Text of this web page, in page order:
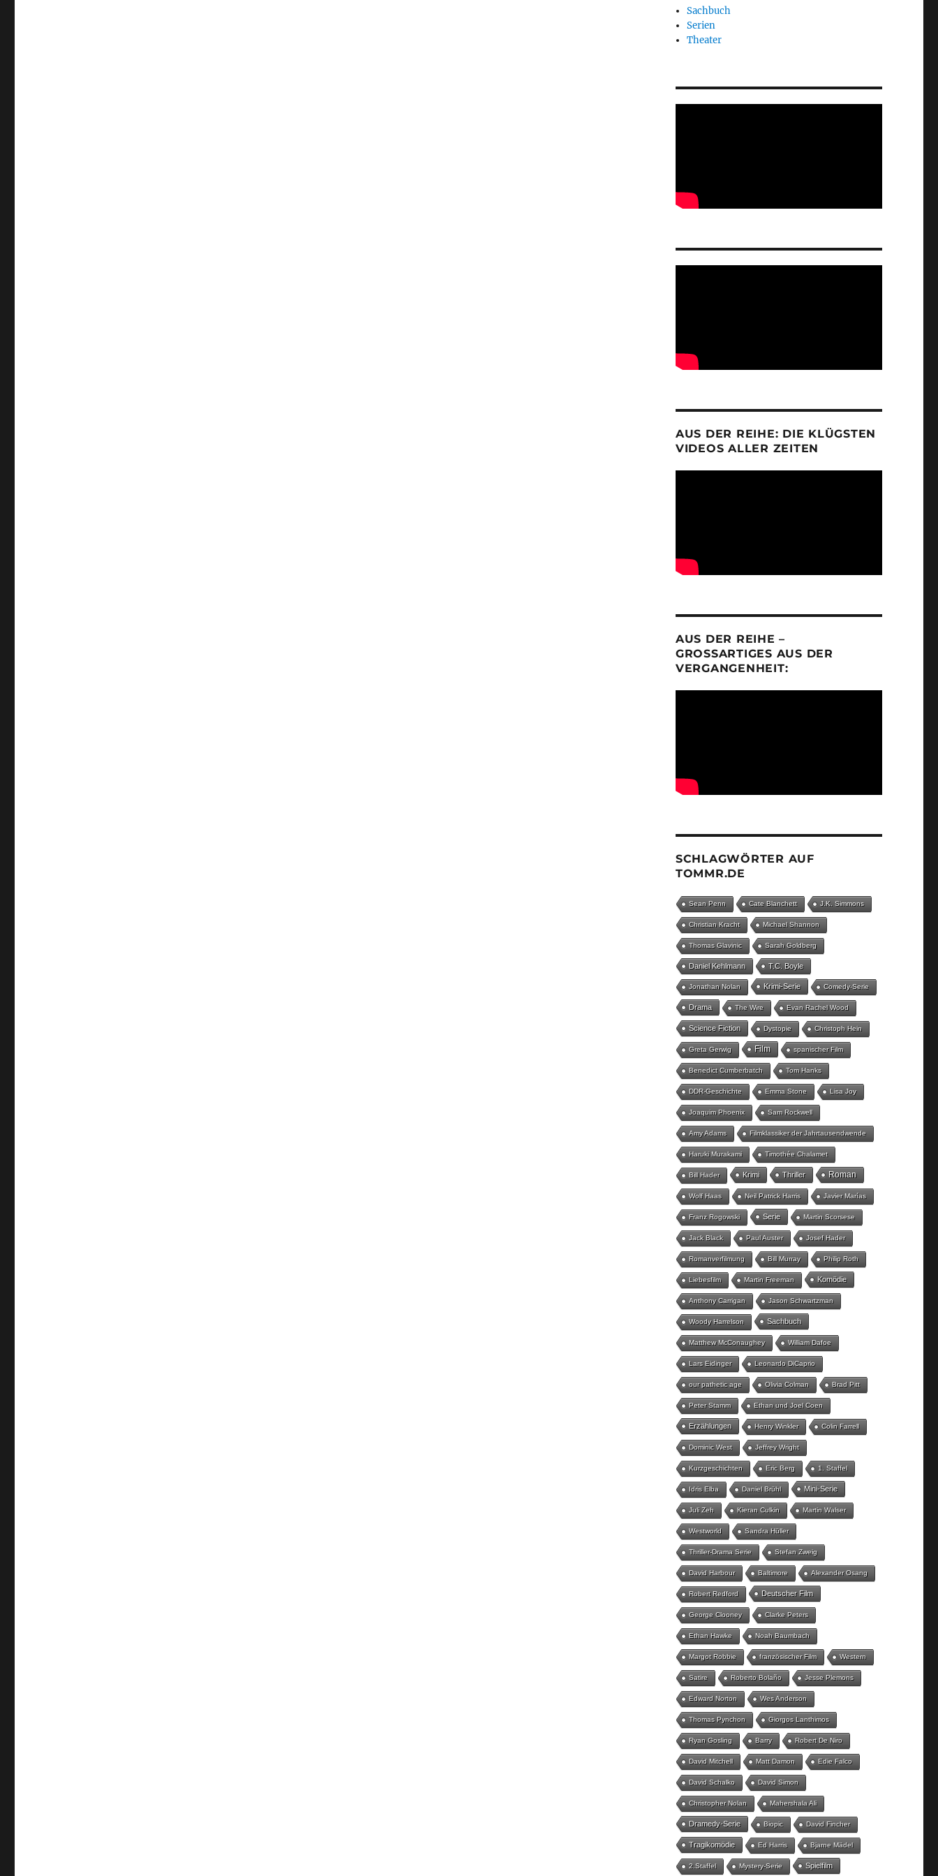
Sachbuch
Serien
Theater
AUS DER REIHE: DIE KLÜGSTEN
VIDEOS ALLER ZEITEN
AUS DER REIHE –
GROSSARTIGES AUS DER V
ERGANGENHEIT:
SCHLAGWÖRTER AUF
TOMMR.DE
Sean Penn Cate Blanchett J.K. Simmons
Christian Kracht Michael Shannon
Thomas Glavinic Sarah Goldberg
Daniel Kehlmann T.C. Boyle
Jonathan Nolan Krimi-Serie Comedy-Serie
Drama The Wire Evan Rachel Wood
Science Fiction Dystopie Christoph Hein
Greta Gerwig Film spanischer Film
Benedict Cumberbatch Tom Hanks
DDR-Geschichte Emma Stone Lisa Joy
Joaquim Phoenix Sam Rockwell
Amy Adams Filmklassiker der Jahrtausendwende
Haruki Murakami Timothée Chalamet
Bill Hader Krimi Thriller Roman
Wolf Haas Neil Patrick Harris Javier Marías
Franz Rogowski Serie Martin Scorsese
Jack Black Paul Auster Josef Hader
Romanverfilmung Bill Murray Philip Roth
Liebesfilm Martin Freeman Komödie
Anthony Carrigan Jason Schwartzman
Woody Harrelson Sachbuch
Matthew McConaughey William Dafoe
Lars Eidinger Leonardo DiCaprio
our pathetic age Olivia Colman Brad Pitt
Peter Stamm Ethan und Joel Coen
Erzählungen Henry Winkler Colin Farrell
Dominic West Jeffrey Wright
Kurzgeschichten Eric Berg 1. Staffel
Idris Elba Daniel Brühl Mini-Serie
Juli Zeh Kieran Culkin Martin Walser
Westworld Sandra Hüller
Thriller-Drama Serie Stefan Zweig
David Harbour Baltimore Alexander Osang
Robert Redford Deutscher Film
George Clooney Clarke Peters
Ethan Hawke Noah Baumbach
Margot Robbie französischer Film Western
Satire Roberto Bolaño Jesse Plemons
Edward Norton Wes Anderson
Thomas Pynchon Giorgos Lanthimos
Ryan Gosling Barry Robert De Niro
David Mitchell Matt Damon Edie Falco
David Schalko David Simon
Christopher Nolan Mahershala Ali
Dramedy-Serie Biopic David Fincher
Tragikomödie Ed Harris Bjarne Mädel
2.Staffel Mystery-Serie Spielfilm